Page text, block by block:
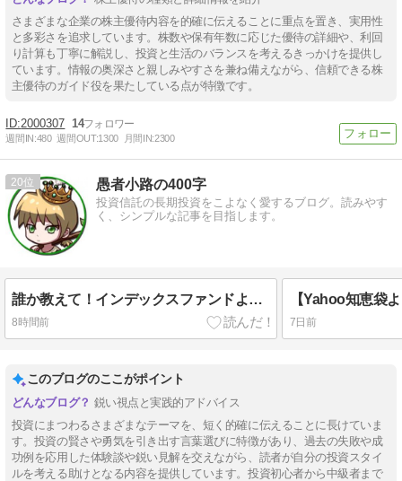
さまざまな企業の株主優待内容を的確に伝えることに重点を置き、実用性
と多彩さを追求しています。株数や保有年数に応じた優待の詳細や、利回
り計算も丁寧に解説し、投資と生活のバランスを考えるきっかけを提供し
ています。情報の奥深さと親しみやすさを兼ね備えながら、信頼できる株
主優待のガイド役を果たしている点が特徴です。
2000307 14
週間IN:480 週間OUT:1300 月間IN:2300
20 愚者小路の400字
投資信託の長期投資をこよなく愛するブログ。読みやす
く、シンプルな記事を目指します。
誰か教えて！インデックスファンドよりハイリスク・ハイリターンな投資対象は何がある？
8時間前 7日前
このブログのここがポイント
鋭い視点と実践的アドバイス
投資にまつわるさまざまなテーマを、短く的確に伝えることに長けていま
す。投資の賢さや勇気を引き出す言葉選びに特徴があり、過去の失敗や成
功例を応用した体験談や鋭い見解を交えながら、読者が自分の投資スタイ
ルを考える助けとなる内容を提供しています。投資初心者から中級者まで